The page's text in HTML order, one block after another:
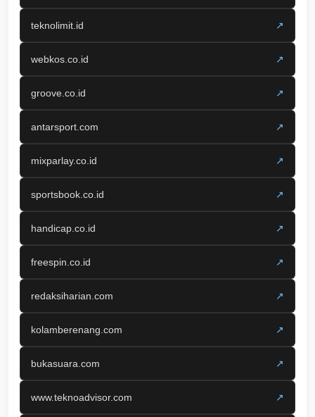
teknolimit.id ↗
webkos.co.id ↗
groove.co.id ↗
antarsport.com ↗
mixparlay.co.id ↗
sportsbook.co.id ↗
handicap.co.id ↗
freespin.co.id ↗
redaksiharian.com ↗
kolamberenang.com ↗
bukasuara.com ↗
www.teknoadvisor.com ↗